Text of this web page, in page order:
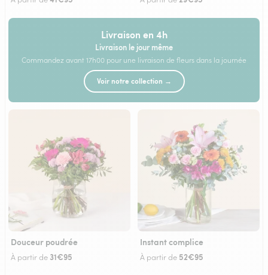
Livraison en 4h
Livraison le jour même
Commandez avant 17h00 pour une livraison de fleurs dans la journée
Voir notre collection →
Douceur poudrée
À partir de 31€95
Instant complice
À partir de 52€95